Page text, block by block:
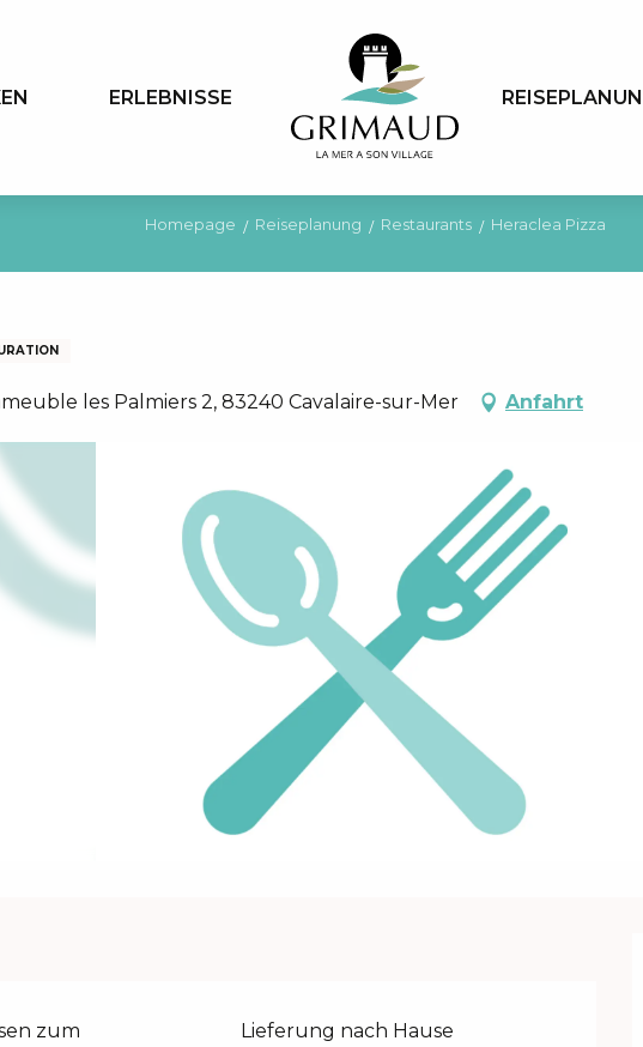
ERLEBNISSE
Homepage Reiseplanung Restaurants Heraclea Pizza
les Palmiers 2, 83240 Cavalaire-sur-Mer Anfahrt
zum
Lieferung nach Hause